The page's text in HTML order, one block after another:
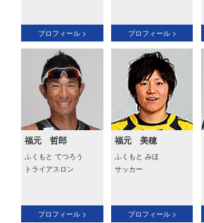
プロフィール > プロフィール >
福元 哲郎
ふくもと てつろう
トライアスロン
プロフィール >
福元 美穂
ふくもと みほ
サッカー
プロフィール >